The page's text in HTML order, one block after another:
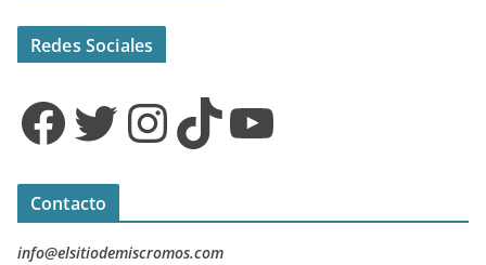
Redes Sociales
Facebook Twitter InstagramTikTok YouTube
Contacto
info@elsitiodemiscromos.com